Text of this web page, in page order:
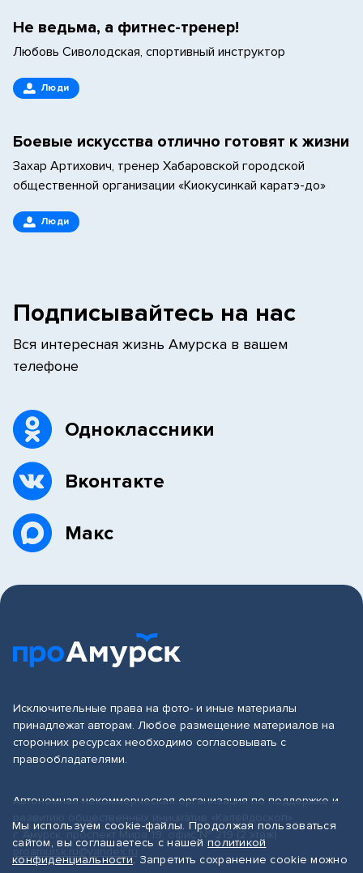
Не ведьма, а фитнес-тренер!
Любовь Сиволодская, спортивный инструктор
Люди
Боевые искусства отлично готовят к жизни
Захар Артихович, тренер Хабаровской городской
общественной организации «Киокусинкай каратэ-до»
Люди
Подписывайтесь на нас
Вся интересная жизнь Амурска в вашем
телефоне
Одноклассники
Вконтакте
Макс
Исключительные права на фото- и иные материалы
принадлежат авторам. Любое размещение материалов на
сторонних ресурсах необходимо согласовывать с
правообладателями.
Автономная некоммерческая организация по поддержке и
г. Амурск, проспект Мира 19, офис № 219 (2 этаж)
proamursk.ru@yandex.ru
Мы используем cookie-файлы. Продолжая пользоваться
сайтом, вы соглашаетесь с нашей политикой
конфиденциальности. Запретить сохранение cookie можно